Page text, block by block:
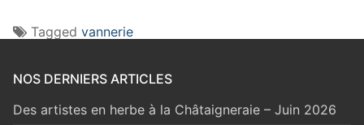
Tagged vannerie
NOS DERNIERS ARTICLES
Des artistes en herbe à la Châtaigneraie – Juin 2026